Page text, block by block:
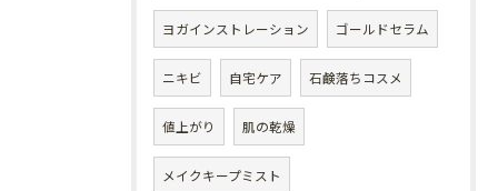
ヨガインストレーション ゴールドセラム
ニキビ 自宅ケア 石鹸落ちコスメ
値上がり 肌の乾燥
メイクキープミスト